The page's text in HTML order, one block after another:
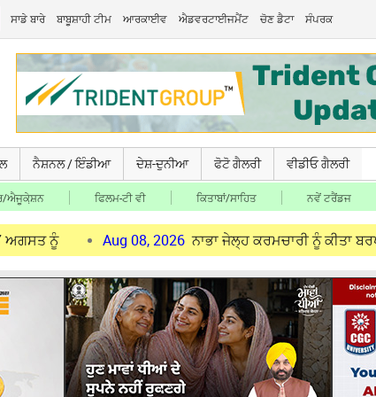
ਸਾਡੇ ਬਾਰੇ ਬਾਬੂਸ਼ਾਹੀ ਟੀਮ ਆਰਕਾਈਵ ਐਡਵਰਟਾਈਜਮੈਂਟ ਚੋਣ ਡੈਟਾ ਸੰਪਰਕ
ਨੈਸ਼ਨਲ / ਇੰਡੀਆ ਦੇਸ਼-ਦੁਨੀਆ ਫੋਟੋ ਗੈਲਰੀ ਵੀਡੀਓ ਗੈਲਰੀ
ਐਜੂਕੇ਼ਸ਼ਨ ਫਿਲਮ-ਟੀ ਵੀ ਕਿਤਾਬਾਂ/ਸਾਹਿਤ ਨਵੇਂ ਟਰੈਂਡਜ
Aug 08, 2026 ਨਾਭਾ ਜੇਲ੍ਹ ਕਰਮਚਾਰੀ ਨੂੰ ਕੀਤਾ ਬਰਖਾਸਤ